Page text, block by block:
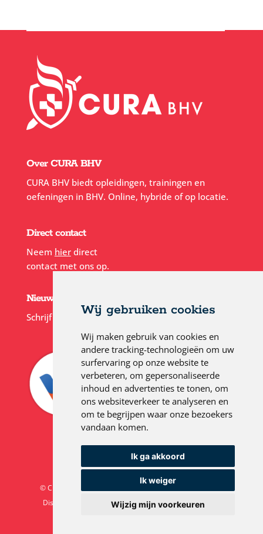
Wij gebruiken cookies
Wij maken gebruik van cookies en
andere tracking-technologieën om uw
surfervaring op onze website te
verbeteren, om gepersonaliseerde
inhoud en advertenties te tonen, om
ons websiteverkeer te analyseren en
om te begrijpen waar onze bezoekers
vandaan komen.
Ik ga akkoord
Ik weiger
Wijzig mijn voorkeuren
Over CURA BHV
CURA BHV biedt opleidingen, trainingen en
oefeningen in BHV. Online, hybride of op locatie.
Direct contact
Neem hierdirect
contact met ons op.
Nieuwsbrief
Schrijf je in voor onzenieuwsbrief
© CURA BHV
Algemene voorwaarden
Disclaimer
Privacyverklaring
Cookie Policy